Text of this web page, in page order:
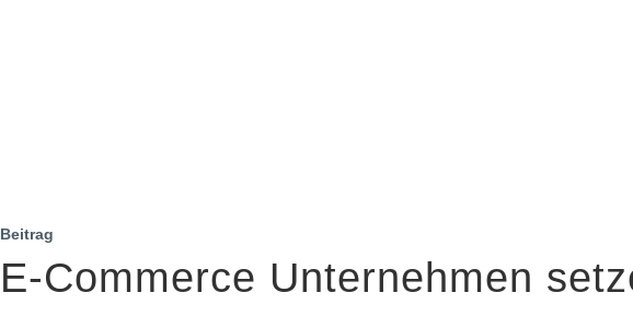
Beitrag
E-Commerce Unternehmen